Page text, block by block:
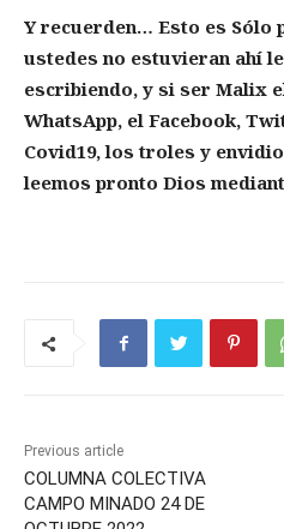
Y recuerden… Esto es Sólo
ustedes no estuvieran ahí
escribiendo, y si ser Malix
WhatsApp, el Facebook,
Covid19, los troles y
leemos pronto Dios
Previous article
COLUMNA COLECTIVA
CAMPO MINADO 24 DE